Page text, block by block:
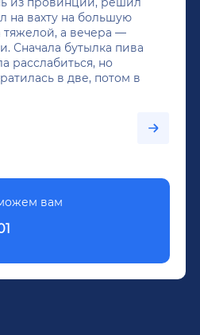
на вахту на большую
тяжелой, а вечера —
Сначала бутылка пива
расслабиться, но
в две, потом в
он уже пил почти
по методу
вам